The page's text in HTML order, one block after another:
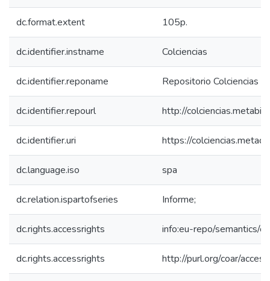
dc.format.extent 105p.
dc.identifier.instname Colciencias
dc.identifier.reponame Repositorio Colciencias
dc.identifier.repourl http://
dc.identifier.uri https://
dc.language.iso spa
dc.relation.ispartofseries Informe;
dc.rights.accessrights info:eu-repo/semantics/
dc.rights.accessrights http://purl.org/coar/